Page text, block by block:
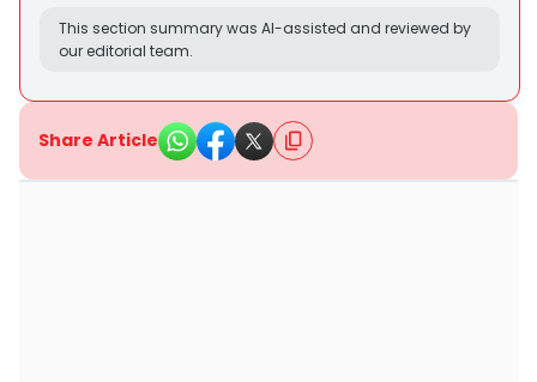
This section summary was AI-assisted and reviewed by
our editorial team.
Share Article